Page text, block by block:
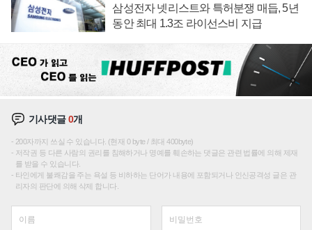
삼성전자 넷리스트와 특허분쟁 매듭, 5년
동안 최대 1.3조 라이선스비 지급
기사댓글0개
200자까지 쓰실 수 있습니다. (현재 0 byte / 최대 400byte)
저작권 등 다른 사람의 권리를 침해하거나 명예를 훼손하는 댓글은 관련 법률에 의해 제재
를 받을 수 있습니다.
타인에게 불쾌감을 주는 욕설 등 비하하는 단어가 내용에 포함되거나 인신공격성 글은 관
리자의 판단에 의해 삭제 합니다.